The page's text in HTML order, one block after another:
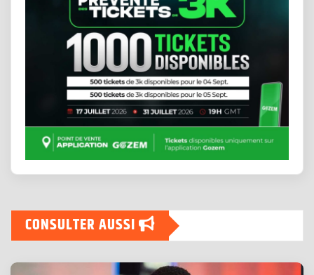
CONSULTER AUSSI